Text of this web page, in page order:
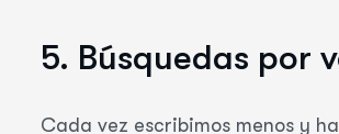
5. Búsquedas por
Cada vez escribimos menos y